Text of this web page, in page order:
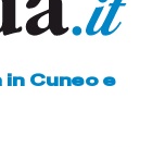
Cuneo e